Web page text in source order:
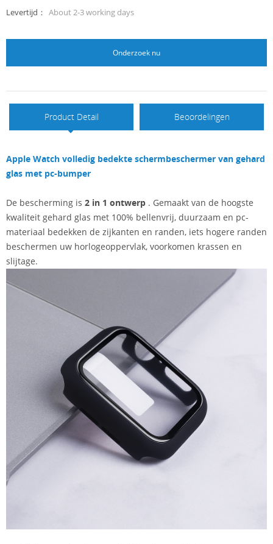
Levertijd： About 2-3 working days
Onderzoek nu
Product Detail Beoordelingen
Apple Watch volledig bedekte schermbeschermer van gehard
glas met pc-bumper
De bescherming is 2 in 1 ontwerp . Gemaakt van de hoogste
kwaliteit gehard glas met 100% bellenvrij, duurzaam en pc-
materiaal bedekken de zijkanten en randen, iets hogere randen
beschermen uw horlogeoppervlak, voorkomen krassen en
slijtage.